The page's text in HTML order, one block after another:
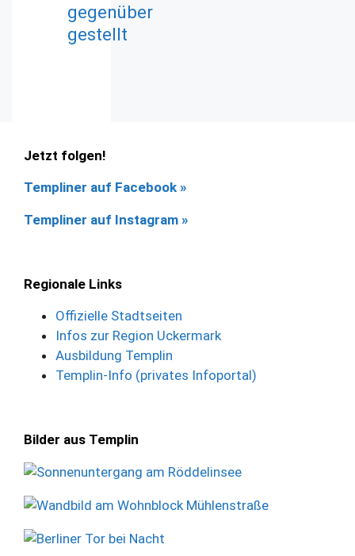
gegenüber
gestellt
Jetzt folgen!
Templiner auf Facebook »
Templiner auf Instagram »
Regionale Links
Offizielle Stadtseiten
Infos zur Region Uckermark
Ausbildung Templin
Templin-Info (privates Infoportal)
Bilder aus Templin